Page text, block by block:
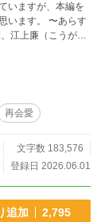
いますが、本編を
〜あらす
江上廉（こうがみ
しかし、卒業式で
オメガとして初め
のアルファの男
のまま番に…。一
尚紀は、同じく夏
再会愛
文字数 183,576
登録日 2026.06.01
追加 2,795